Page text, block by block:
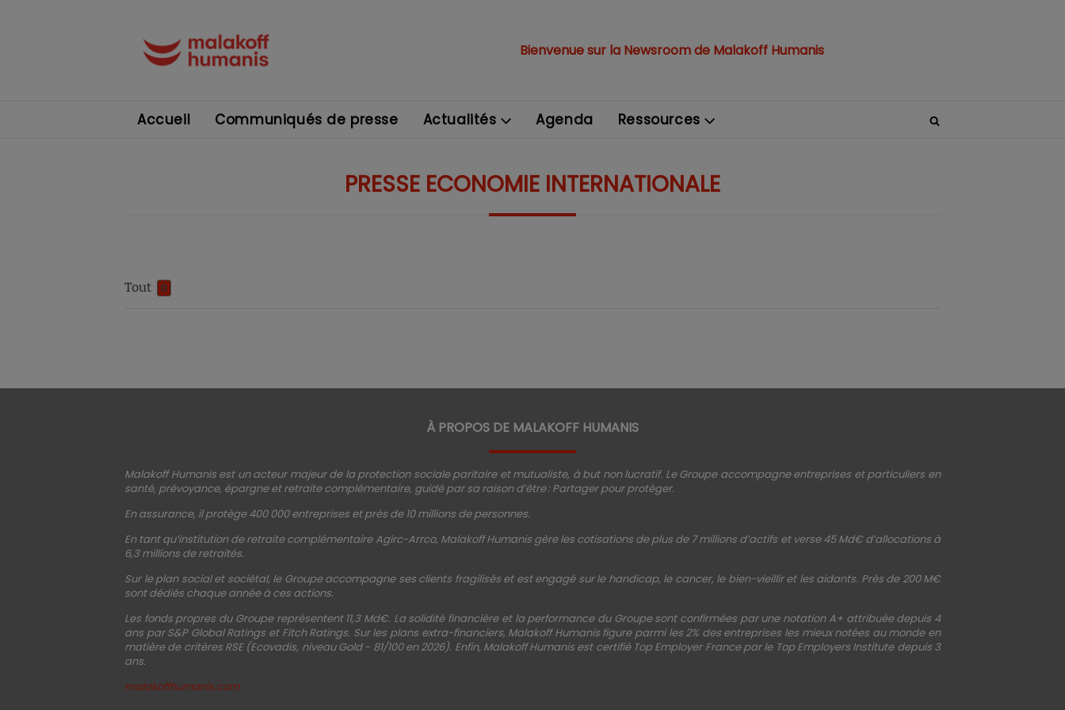
Bienvenue sur la Newsroom de Malakoff Humanis
Accueil Communiqués de presse Actualités Agenda Ressources
PRESSE ECONOMIE INTERNATIONALE
Tout 0
À PROPOS DE MALAKOFF HUMANIS
Malakoff Humanis est un acteur majeur de la protection sociale paritaire et mutualiste, à but non lucratif. Le Groupe accompagne entreprises et particuliers en
santé, prévoyance, épargne et retraite complémentaire, guidé par sa raison d’être : Partager pour protéger.
En assurance, il protège 400 000 entreprises et près de 10 millions de personnes.
En tant qu’institution de retraite complémentaire Agirc-Arrco, Malakoff Humanis gère les cotisations de plus de 7 millions d’actifs et verse 45 Md€ d’allocations à
6,3 millions de retraités.
Sur le plan social et sociétal, le Groupe accompagne ses clients fragilisés et est engagé sur le handicap, le cancer, le bien-vieillir et les aidants. Près de 200 M€
sont dédiés chaque année à ces actions.
Les fonds propres du Groupe représentent 11,3 Md€. La solidité financière et la performance du Groupe sont confirmées par une notation A+ attribuée depuis 4
ans par S&P Global Ratings et Fitch Ratings. Sur les plans extra-financiers, Malakoff Humanis figure parmi les 2% des entreprises les mieux notées au monde en
matière de critères RSE (Ecovadis, niveau Gold - 81/100 en 2026). Enfin, Malakoff Humanis est certifié Top Employer France par le Top Employers Institute depuis 3
ans.
malakoffhumanis.com